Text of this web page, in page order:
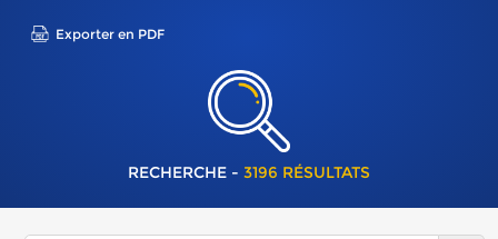
Exporter en PDF
RECHERCHE - 3196 RÉSULTATS